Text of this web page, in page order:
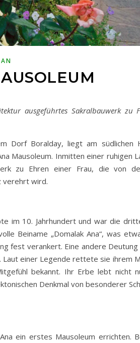
ausgeführtes Sakralbauwerk zu
Dorf Boralday, liegt am südlichen
Mausoleum. Inmitten einer ruhigen
zu Ehren einer Frau, die von
verehrt wird.
im 10. Jahrhundert und war die
Beiname „Domalak Ana“, was
fest verankert. Eine andere
Laut einer Legende rettete sie ihrem
bekannt. Ihr Erbe lebt nicht
Denkmal von besonderer
ein erstes Mausoleum errichten.